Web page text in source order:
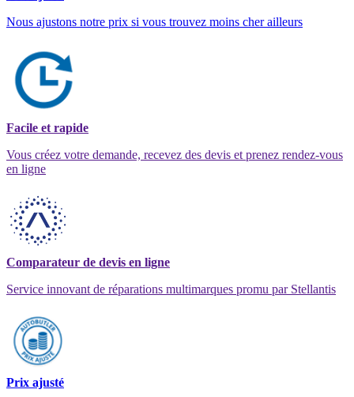
Nous ajustons notre prix si vous trouvez moins cher ailleurs
Facile et rapide
Vous créez votre demande, recevez des devis et prenez rendez-vous
en ligne
Comparateur de devis en ligne
Service innovant de réparations multimarques promu par Stellantis
Prix ajusté